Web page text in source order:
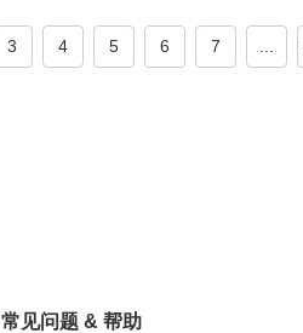
3 4 5 6 7
常见问题 & 帮助